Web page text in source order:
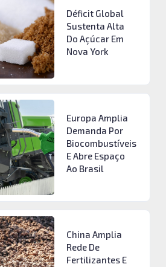
Déficit Global
Sustenta Alta
Do Açúcar Em
Nova York
Europa Amplia
Demanda Por
Biocombustíveis
E Abre Espaço
Ao Brasil
China Amplia
Rede De
Fertilizantes E